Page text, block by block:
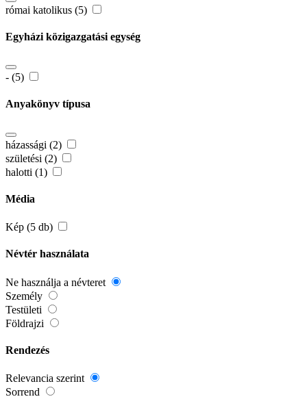
római katolikus (5)
Egyházi közigazgatási egység
- (5)
Anyakönyv típusa
házassági (2)
születési (2)
halotti (1)
Média
Kép (5 db)
Névtér használata
Ne használja a névteret
Személy
Testületi
Földrajzi
Rendezés
Relevancia szerint
Sorrend